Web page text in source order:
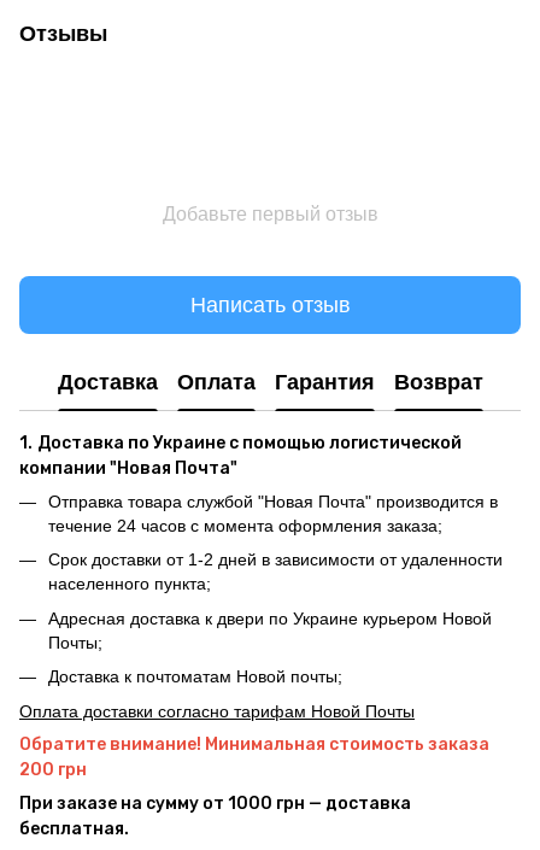
Отзывы
Добавьте первый отзыв
Написать отзыв
Доставка Оплата Гарантия Возврат
1. Доставка по Украине с помощью логистической
компании "Новая Почта"
Отправка товара службой "Новая Почта" производится в
течение 24 часов с момента оформления заказа;
Срок доставки от 1-2 дней в зависимости от удаленности
населенного пункта;
Адресная доставка к двери по Украине курьером Новой
Почты;
Доставка к почтоматам Новой почты;
Оплата доставки согласно тарифам Новой Почты
Обратите внимание! Минимальная стоимость заказа
200 грн
При заказе на сумму от 1000 грн — доставка
бесплатная.